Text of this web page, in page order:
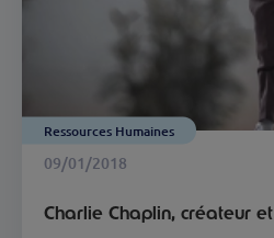
Ressources Humaines
09/01/2018
Charlie Chaplin, créateur